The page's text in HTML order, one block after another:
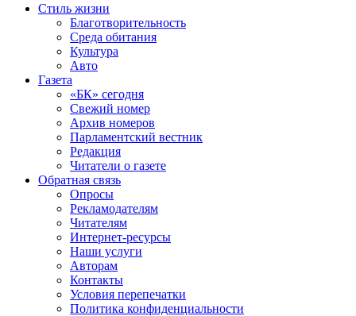
Стиль жизни
Благотворительность
Среда обитания
Культура
Авто
Газета
«БК» сегодня
Свежий номер
Архив номеров
Парламентский вестник
Редакция
Читатели о газете
Обратная связь
Опросы
Рекламодателям
Читателям
Интернет-ресурсы
Наши услуги
Авторам
Контакты
Условия перепечатки
Политика конфиденциальности